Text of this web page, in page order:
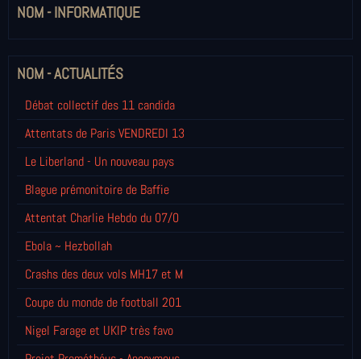
NOM - INFORMATIQUE
NOM - ACTUALITÉS
Débat collectif des 11 candida
Attentats de Paris VENDREDI 13
Le Liberland - Un nouveau pays
Blague prémonitoire de Baffie
Attentat Charlie Hebdo du 07/0
Ebola ~ Hezbollah
Crashs des deux vols MH17 et M
Coupe du monde de football 201
Nigel Farage et UKIP très favo